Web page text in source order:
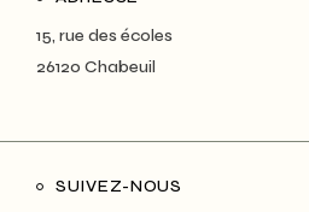
15, rue des écoles
26120 Chabeuil
SUIVEZ-NOUS